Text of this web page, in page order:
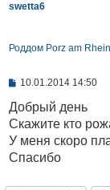
swetta6
Роддом Porz am
С
о
б
щ
е
и
10.01.2014 14:50
Добрый день
Скажите кто
У меня скоро
Спасибо